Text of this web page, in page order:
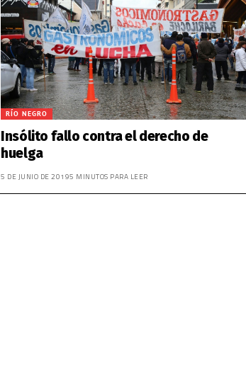
RÍO NEGRO
Insólito fallo contra el derecho de
huelga
5 DE JUNIO DE 20195 MINUTOS PARA LEER